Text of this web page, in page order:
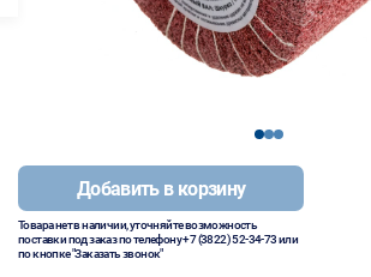
123
Добавить в корзину
Товара нет в наличии, уточняйте возможность
поставки под заказ по телефону+7 (3822) 52-34-73или
по кнопке "Заказать звонок"